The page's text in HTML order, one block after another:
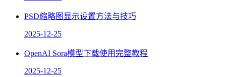
PSD缩略图显示设置方法与技巧
2025-12-25
OpenAI Sora模型下载使用完整教程
2025-12-25